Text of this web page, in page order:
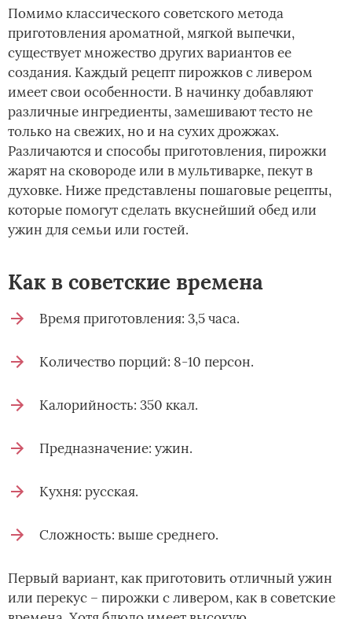
Помимо классического советского метода
приготовления ароматной, мягкой выпечки,
существует множество других вариантов ее
создания. Каждый рецепт пирожков с ливером
имеет свои особенности. В начинку добавляют
различные ингредиенты, замешивают тесто не
только на свежих, но и на сухих дрожжах.
Различаются и способы приготовления, пирожки
жарят на сковороде или в мультиварке, пекут в
духовке. Ниже представлены пошаговые рецепты,
которые помогут сделать вкуснейший обед или
ужин для семьи или гостей.
Как в советские времена
Время приготовления: 3,5 часа.
Количество порций: 8-10 персон.
Калорийность: 350 ккал.
Предназначение: ужин.
Кухня: русская.
Сложность: выше среднего.
Первый вариант, как приготовить отличный ужин
или перекус – пирожки с ливером, как в советские